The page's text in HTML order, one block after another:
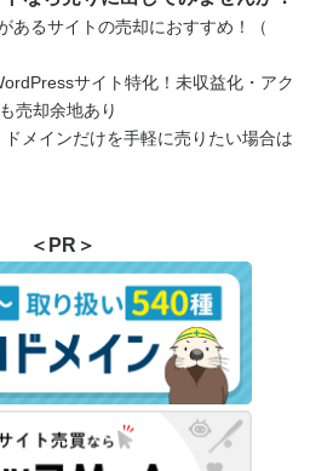
あるサイトの売却におすすめ！（
サイト特化！未収益化・アク
売却余地あり
ドメインだけを手軽に売りたい場合は
＜PR＞